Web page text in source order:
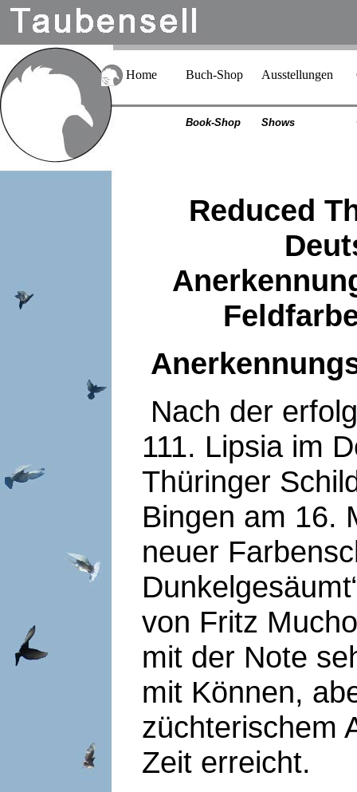
Home Buch-Shop Ausstellungen
Book-Shop Shows
Reduced
Nach der
111. Lipsia im
Thüringer
Bingen am 16.
neuer
von Fritz
mit der Note
mit Können,
züchterischem
Zeit erreicht.